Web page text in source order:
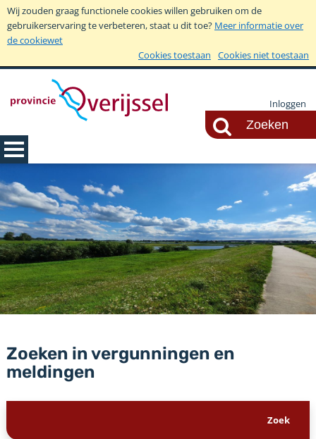
Wij zouden graag functionele cookies willen gebruiken om de
gebruikerservaring te verbeteren, staat u dit toe? Meer informatie over
de cookiewet
Cookies toestaan
Cookies niet toestaan
Inloggen
Zoeken in vergunningen en
meldingen